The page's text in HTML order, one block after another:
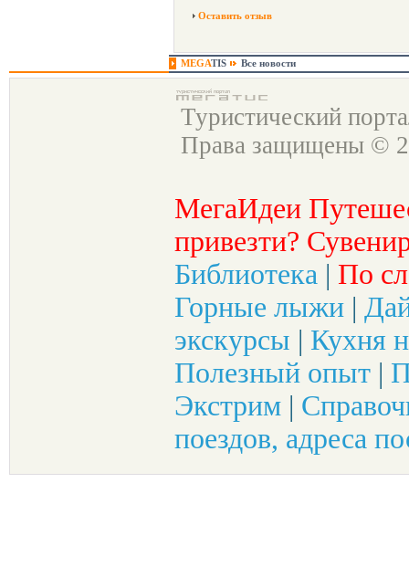
Оставить отзыв
MEGATIS Все новости
Туристический
Права защищены ©
МегаИдеи
привезти?
Библиотека | По
Горные лыжи |
экскурсы | Кухня
Полезный опыт |
Экстрим |
поездов, адреса